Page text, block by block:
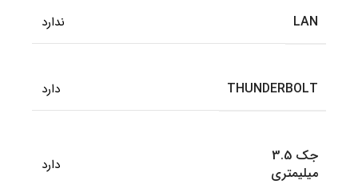
LAN ندارد
THUNDERBOLT دارد
جک 3.5
میلیمتری
دارد